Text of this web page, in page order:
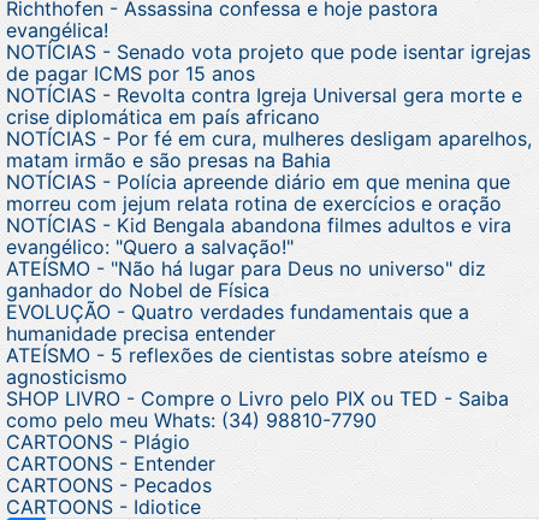
Richthofen - Assassina confessa e hoje pastora
evangélica!
NOTÍCIAS - Senado vota projeto que pode isentar igrejas
de pagar ICMS por 15 anos
NOTÍCIAS - Revolta contra Igreja Universal gera morte e
crise diplomática em país africano
NOTÍCIAS - Por fé em cura, mulheres desligam aparelhos,
matam irmão e são presas na Bahia
NOTÍCIAS - Polícia apreende diário em que menina que
morreu com jejum relata rotina de exercícios e oração
NOTÍCIAS - Kid Bengala abandona filmes adultos e vira
evangélico: "Quero a salvação!"
ATEÍSMO - "Não há lugar para Deus no universo" diz
ganhador do Nobel de Física
EVOLUÇÃO - Quatro verdades fundamentais que a
humanidade precisa entender
ATEÍSMO - 5 reflexões de cientistas sobre ateísmo e
agnosticismo
SHOP LIVRO - Compre o Livro pelo PIX ou TED - Saiba
como pelo meu Whats: (34) 98810-7790
CARTOONS - Plágio
CARTOONS - Entender
CARTOONS - Pecados
CARTOONS - Idiotice